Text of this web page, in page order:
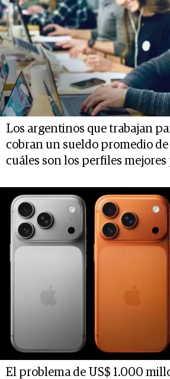
Los argentinos que trabajan
cobran un sueldo promedio de
cuáles son los perfiles mejores
El problema de US$ 1.000